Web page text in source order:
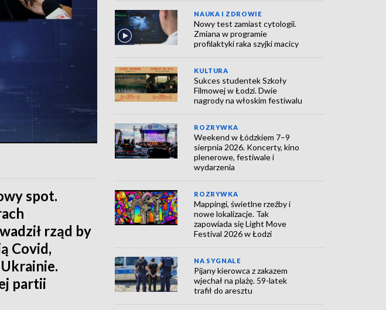
spot.
rząd by
Covid,
partii
NAUKA I ZDROWIE
Nowy test zamiast cytologii.
Zmiana w programie
profilaktyki raka szyjki macicy
KULTURA
Sukces studentek Szkoły
Filmowej w Łodzi. Dwie
nagrody na włoskim festiwalu
ROZRYWKA
Weekend w Łódzkiem 7–9
sierpnia 2026. Koncerty, kino
plenerowe, festiwale i
wydarzenia
ROZRYWKA
Mappingi, świetlne rzeźby i
nowe lokalizacje. Tak
zapowiada się Light Move
Festival 2026 w Łodzi
NA SYGNALE
Pijany kierowca z zakazem
wjechał na plażę. 59-latek
trafił do aresztu